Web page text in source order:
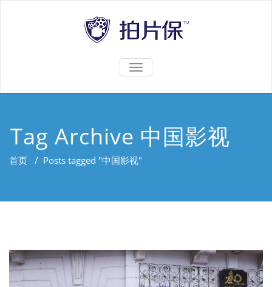
TOGGLE
Tag Archive 中国影视
首页 / Posts tagged "中国影视"